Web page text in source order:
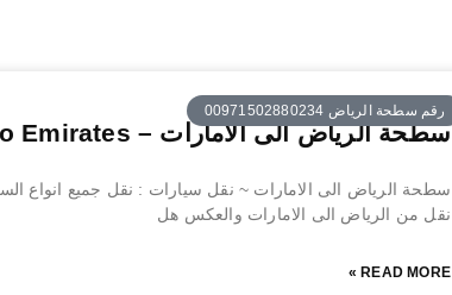
رقم سطحة الرياض 00971502880234
سطحة الرياض الى الامارات – Riyadh to Emirates
سطحة الرياض الى الامارات ~ نقل سيارات : نقل جميع انواع
نقل من الرياض الى الامارات والعكس هل
READ MORE »